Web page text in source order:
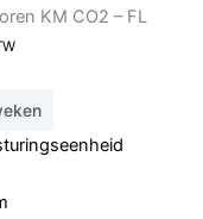
KM CO2 – FL